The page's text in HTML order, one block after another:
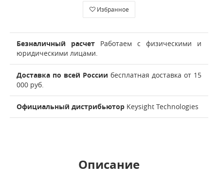
Избранное
Безналичный расчет Работаем с физическими и
юридическими лицами.
Доставка по всей России бесплатная доставка от 15
000 руб.
Официальный дистрибьютор Keysight Technologies
Описание